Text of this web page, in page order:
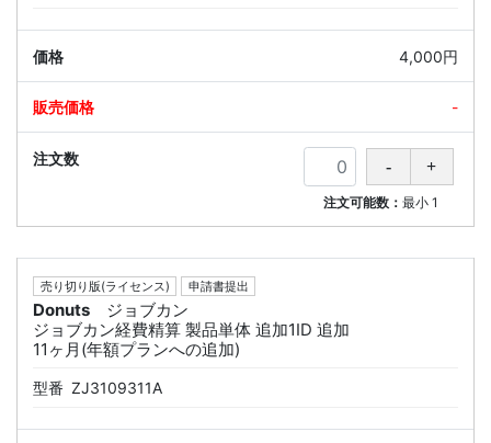
4,000円
-
注文可能数：最小 1
売り切り版(ライセンス) 申請書提出
Donuts
ジョブカン
ジョブカン経費精算 製品単体 追加1ID 追加
11ヶ月(年額プランへの追加)
型番 ZJ3109311A